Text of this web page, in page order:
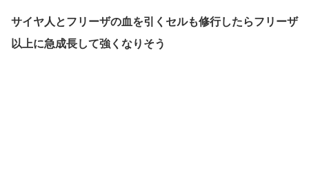
サイヤ人とフリーザの血を引くセルも修行したらフリーザ
以上に急成長して強くなりそう